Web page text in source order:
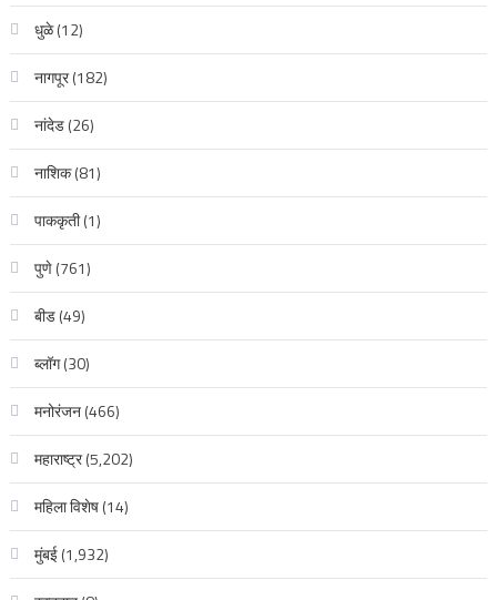
धुळे(12)
नागपूर(182)
नांदेड(26)
नाशिक(81)
पाककृती(1)
पुणे(761)
बीड(49)
ब्लॉग(30)
मनोरंजन(466)
महाराष्ट्र(5,202)
महिला विशेष(14)
मुंबई(1,932)